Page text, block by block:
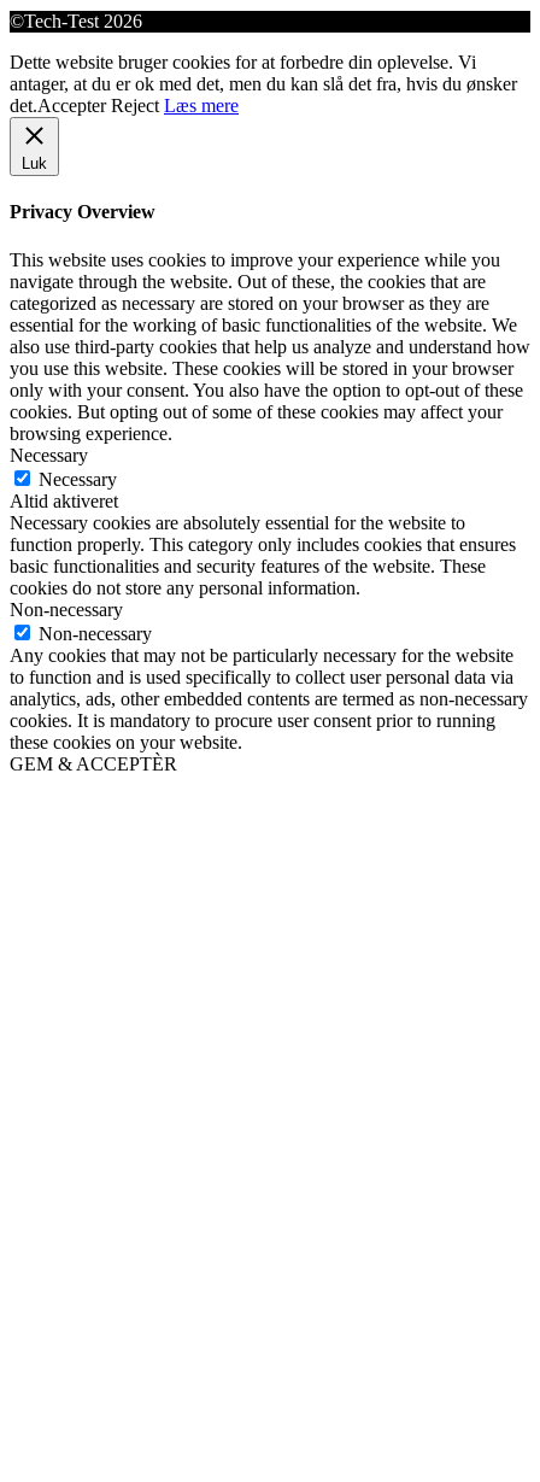
©Tech-Test 2026
Dette website bruger cookies for at forbedre din oplevelse. Vi
antager, at du er ok med det, men du kan slå det fra, hvis du ønsker
det.Accepter Reject Læs mere
Luk
Privacy Overview
This website uses cookies to improve your experience while you
navigate through the website. Out of these, the cookies that are
categorized as necessary are stored on your browser as they are
essential for the working of basic functionalities of the website. We
also use third-party cookies that help us analyze and understand how
you use this website. These cookies will be stored in your browser
only with your consent. You also have the option to opt-out of these
cookies. But opting out of some of these cookies may affect your
browsing experience.
Necessary
Necessary
Altid aktiveret
Necessary cookies are absolutely essential for the website to
function properly. This category only includes cookies that ensures
basic functionalities and security features of the website. These
cookies do not store any personal information.
Non-necessary
Non-necessary
Any cookies that may not be particularly necessary for the website
to function and is used specifically to collect user personal data via
analytics, ads, other embedded contents are termed as non-necessary
cookies. It is mandatory to procure user consent prior to running
these cookies on your website.
GEM & ACCEPTÈR